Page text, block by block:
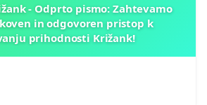
- Odprto pismo: Zahtevamo
in odgovoren pristop k
prihodnosti Križank!